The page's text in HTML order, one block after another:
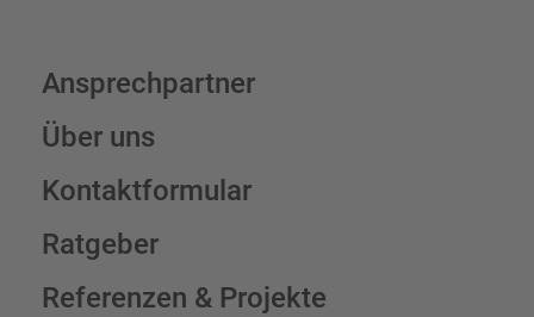
Ansprechpartner
Über uns
Kontaktformular
Ratgeber
Referenzen & Projekte